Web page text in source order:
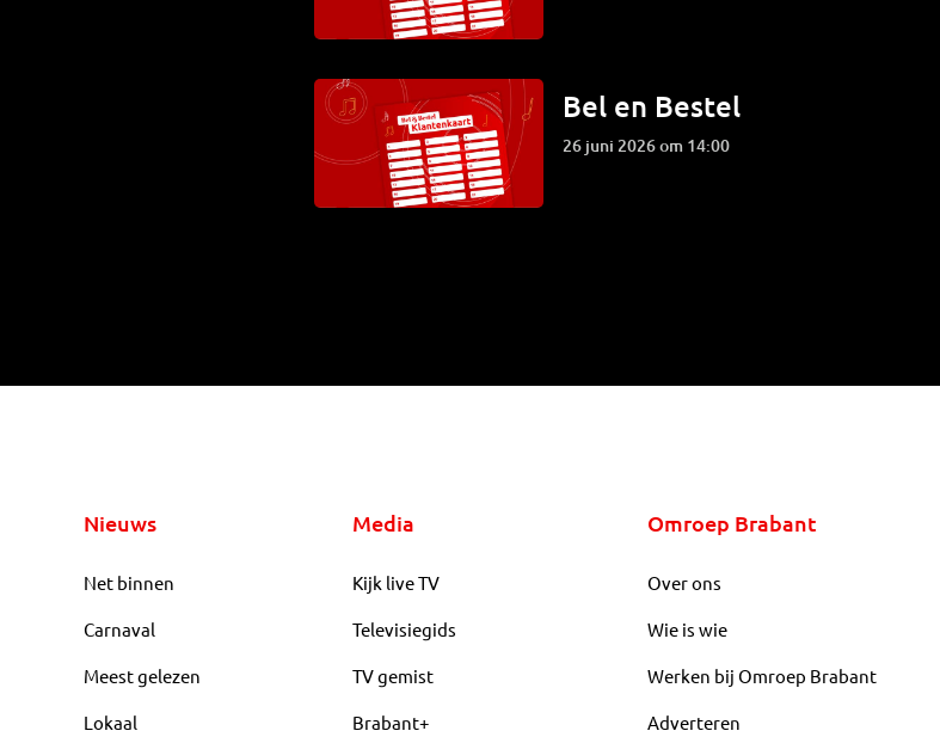
Bel en Bestel
26 juni 2026 om 14:00
Nieuws
Net binnen
Carnaval
Meest gelezen
Lokaal
Media
Kijk live TV
Televisiegids
TV gemist
Brabant+
Omroep Brabant
Over ons
Wie is wie
Werken bij Omroep Brabant
Adverteren